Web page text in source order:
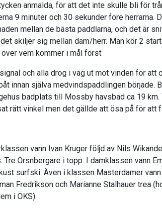
anmälda, för att det inte skulle bli för
9 minuter och 30 sekunder före herrarna.
mellan de bästa paddlarna, och det är
skiljer sig mellan dam/herr. Man kör 2
över vem kommer i mål först
och alla drog i väg ut mot vinden för att
innan själva medvindspaddlingen började.
badplats till Mossby havsbad ca 19 km.
rätt vinkel men det gällde att ösa på för att
vann Ivan Kruger följd av Nils
Tre Örsnbergare i topp. I damklassen vann
surfski. Även i klassen Masterdamer
Fredrikson och Marianne Stalhauer trea
i ÖKS).